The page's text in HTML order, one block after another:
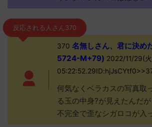
反応される人さん370
370 名無しさん、君に決め
5724-M+79) 2022/11/29(
何気なくベラカスの写真取
る玉の中身?が見えたんだが
不完全で歪なシガロコが入